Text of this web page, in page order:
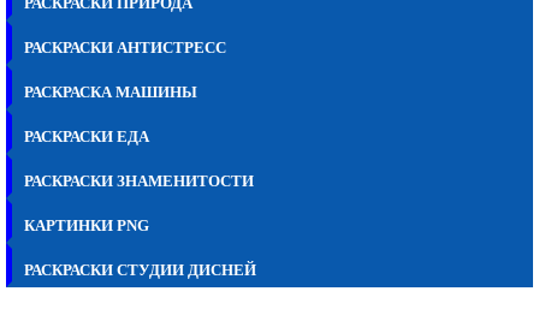
РАСКРАСКИ АНТИСТРЕСС
РАСКРАСКА МАШИНЫ
РАСКРАСКИ ЕДА
РАСКРАСКИ ЗНАМЕНИТОСТИ
КАРТИНКИ PNG
РАСКРАСКИ СТУДИИ ДИСНЕЙ